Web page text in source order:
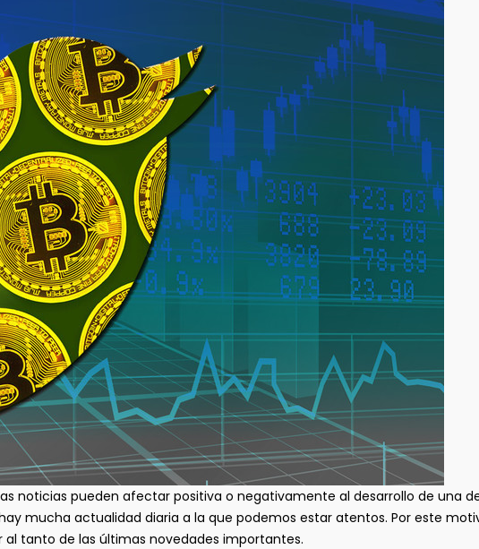
noticias pueden afectar positiva o negativamente al desarrollo de una
mucha actualidad diaria a la que podemos estar atentos. Por este
tanto de las últimas novedades importantes.